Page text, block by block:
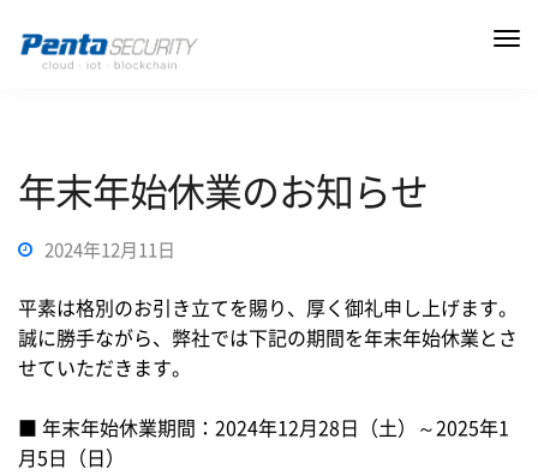
年末年始休業のお知らせ
2024年12月11日
平素は格別のお引き立てを賜り、厚く御礼申し上げます。
誠に勝手ながら、弊社では下記の期間を年末年始休業とさ
せていただきます。
■ 年末年始休業期間：2024年12月28日（土）～2025年1
月5日（日）